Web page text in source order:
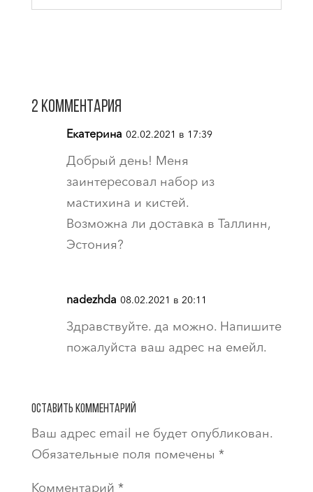
2 комментария
Екатерина 02.02.2021 в 17:39
Добрый день! Меня
заинтересовал набор из
мастихина и кистей.
Возможна ли доставка в Таллинн,
Эстония?
nadezhda 08.02.2021 в 20:11
Здравствуйте. да можно. Напишите
пожалуйста ваш адрес на емейл.
Оставить комментарий
Ваш адрес email не будет опубликован.
Обязательные поля помечены *
Комментарий *